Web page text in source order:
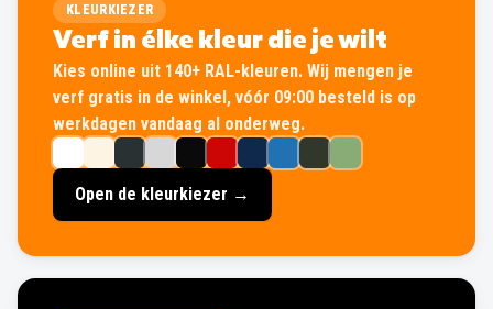
KLEURKIEZER
Verf in élke kleur die je wilt
Kies online uit 140+ RAL-kleuren. Wij mengen je
verf gratis in de winkel, vóór 09:00 besteld is op
werkdagen vandaag al onderweg.
Open de kleurkiezer →